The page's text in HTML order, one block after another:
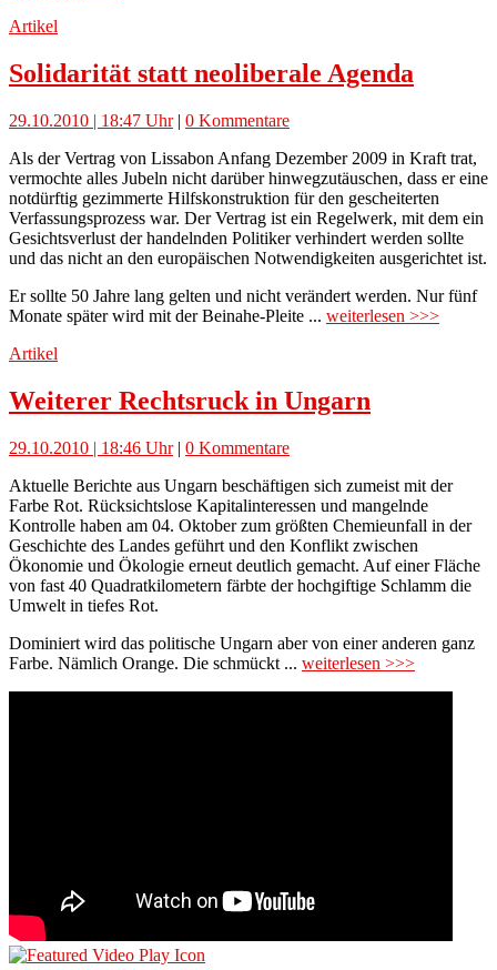
Artikel
Solidarität statt neoliberale Agenda
29.10.2010 | 18:47 Uhr| 0 Kommentare
Als der Vertrag von Lissabon Anfang Dezember 2009 in Kraft trat,
vermochte alles Jubeln nicht darüber hinwegzutäuschen, dass er eine
notdürftig gezimmerte Hilfskonstruktion für den gescheiterten
Verfassungsprozess war. Der Vertrag ist ein Regelwerk, mit dem ein
Gesichtsverlust der handelnden Politiker verhindert werden sollte
und das nicht an den europäischen Notwendigkeiten ausgerichtet ist.
Er sollte 50 Jahre lang gelten und nicht verändert werden. Nur fünf
Monate später wird mit der Beinahe-Pleite ... weiterlesen >>>
Artikel
Weiterer Rechtsruck in Ungarn
29.10.2010 | 18:46 Uhr| 0 Kommentare
Aktuelle Berichte aus Ungarn beschäftigen sich zumeist mit der
Farbe Rot. Rücksichtslose Kapitalinteressen und mangelnde
Kontrolle haben am 04. Oktober zum größten Chemieunfall in der
Geschichte des Landes geführt und den Konflikt zwischen
Ökonomie und Ökologie erneut deutlich gemacht. Auf einer Fläche
von fast 40 Quadratkilometern färbte der hochgiftige Schlamm die
Umwelt in tiefes Rot.
Dominiert wird das politische Ungarn aber von einer anderen ganz
Farbe. Nämlich Orange. Die schmückt ... weiterlesen >>>